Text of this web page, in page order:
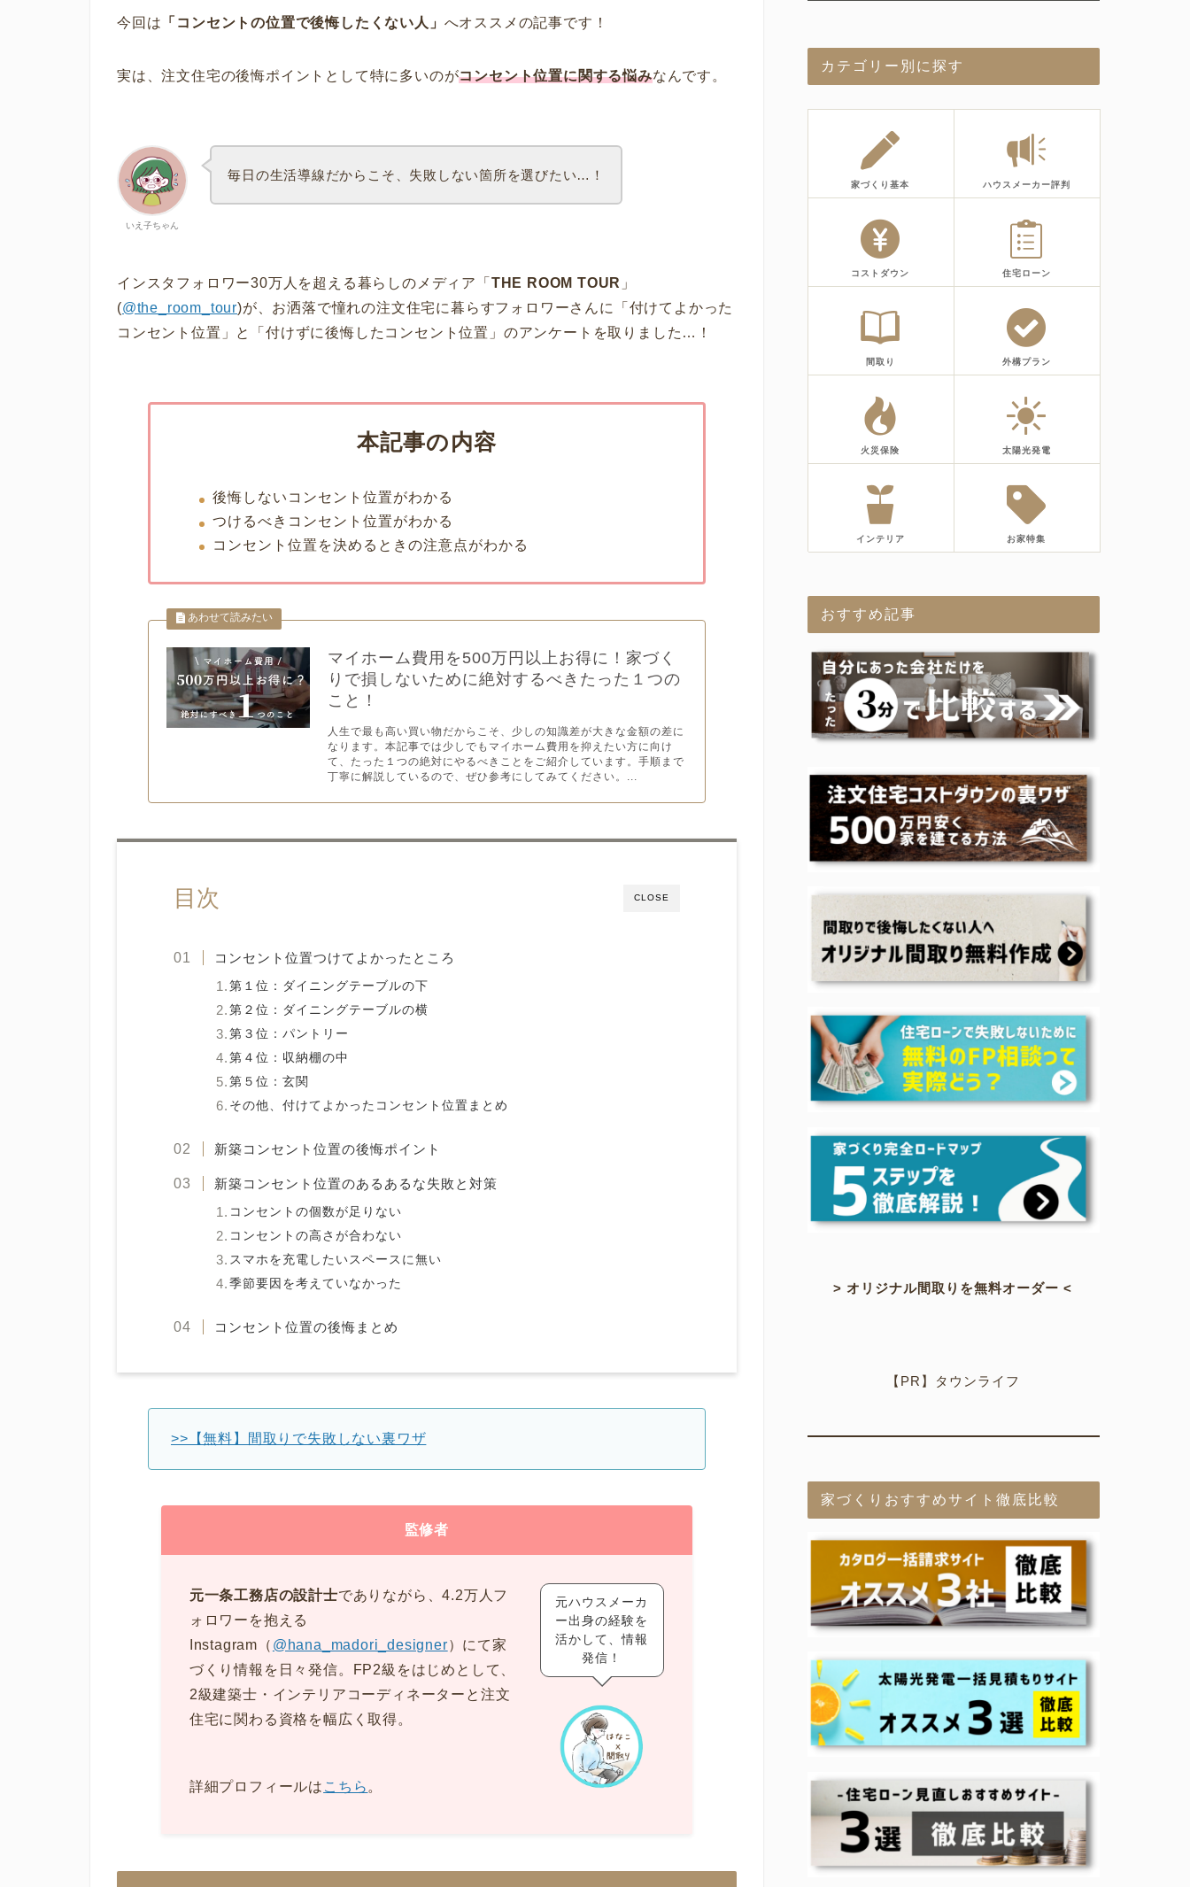
今回は 「コンセントの位置で後悔したくない人」 へオススメの記事です！
実は、注文住宅の後悔ポイントとして特に多いのがコンセント位置に関する悩みなんです。
いえ子ちゃん
毎日の生活導線だからこそ、失敗しない箇所を選びたい…！
インスタフォロワー30万人を超える暮らしのメディア「 THE ROOM TOUR 」
(@the_room_tour)が、お洒落で憧れの注文住宅に暮らすフォロワーさんに「付けてよかった
コンセント位置」と「付けずに後悔したコンセント位置」のアンケートを取りました…！
本記事の内容
後悔しないコンセント位置がわかる
つけるべきコンセント位置がわかる
コンセント位置を決めるときの注意点がわかる
マイホーム費用を500万円以上お得に！家づく
りで損しないために絶対するべきたった１つの
こと！
人生で最も高い買い物だからこそ、少しの知識差が大きな金額の差に
なります。本記事では少しでもマイホーム費用を抑えたい方に向け
て、たった１つの絶対にやるべきことをご紹介しています。手順まで
丁寧に解説しているので、ぜひ参考にしてみてください。...
CLOSE
目次
コンセント位置つけてよかったところ
第１位：ダイニングテーブルの下
第２位：ダイニングテーブルの横
第３位：パントリー
第４位：収納棚の中
第５位：玄関
その他、付けてよかったコンセント位置まとめ
新築コンセント位置の後悔ポイント
新築コンセント位置のあるあるな失敗と対策
コンセントの個数が足りない
コンセントの高さが合わない
スマホを充電したいスペースに無い
季節要因を考えていなかった
コンセント位置の後悔まとめ
>>【無料】間取りで失敗しない裏ワザ
監修者
元一条工務店の設計士でありながら、4.2万人フ
ォロワーを抱える
Instagram（ @hana_madori_designer）にて家
づくり情報を日々発信。FP2級をはじめとして、
2級建築士・インテリアコーディネーターと注文
住宅に関わる資格を幅広く取得。
詳細プロフィールは こちら。
元ハウスメーカ
ー出身の経験を
活かして、情報
発信！
カテゴリー別に探す
家づくり基本 ハウスメーカー評判
コストダウン 住宅ローン
間取り 外構プラン
火災保険 太陽光発電
インテリア お家特集
おすすめ記事
> オリジナル間取りを無料オーダー <
【PR】タウンライフ
家づくりおすすめサイト徹底比較